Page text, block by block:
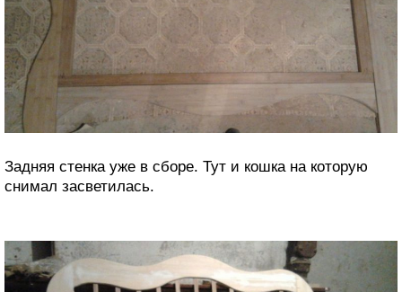
Задняя стенка уже в сборе. Тут и кошка на которую
снимал засветилась.